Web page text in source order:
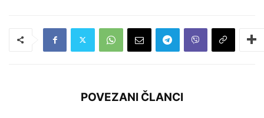
POVEZANI ČLANCI